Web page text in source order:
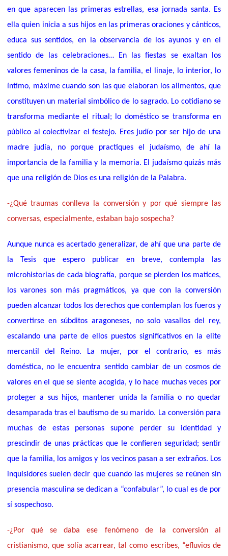
en que aparecen las primeras estrellas, esa jornada santa. Es
ella quien inicia a sus hijos en las primeras oraciones y cánticos,
educa sus sentidos, en la observancia de los ayunos y en el
sentido de las celebraciones… En las fiestas se exaltan los
valores femeninos de la casa, la familia, el linaje, lo interior, lo
íntimo, máxime cuando son las que elaboran los alimentos, que
constituyen un material simbólico de lo sagrado. Lo cotidiano se
transforma mediante el ritual; lo doméstico se transforma en
público al colectivizar el festejo. Eres judío por ser hijo de una
madre judía, no porque practiques el judaísmo, de ahí la
importancia de la familia y la memoria. El judaísmo quizás más
que una religión de Dios es una religión de la Palabra.
-¿Qué traumas conlleva la conversión y por qué siempre las
conversas, especialmente, estaban bajo sospecha?
Aunque nunca es acertado generalizar, de ahí que una parte de
la Tesis que espero publicar en breve, contempla las
microhistorias de cada biografía, porque se pierden los matices,
los varones son más pragmáticos, ya que con la conversión
pueden alcanzar todos los derechos que contemplan los fueros y
convertirse en súbditos aragoneses, no solo vasallos del rey,
escalando una parte de ellos puestos significativos en la elite
mercantil del Reino. La mujer, por el contrario, es más
doméstica, no le encuentra sentido cambiar de un cosmos de
valores en el que se siente acogida, y lo hace muchas veces por
proteger a sus hijos, mantener unida la familia o no quedar
desamparada tras el bautismo de su marido. La conversión para
muchas de estas personas supone perder su identidad y
prescindir de unas prácticas que le confieren seguridad; sentir
que la familia, los amigos y los vecinos pasan a ser extraños. Los
inquisidores suelen decir que cuando las mujeres se reúnen sin
presencia masculina se dedican a “confabular”, lo cual es de por
sí sospechoso.
-¿Por qué se daba ese fenómeno de la conversión al
cristianismo, que solía acarrear, tal como escribes, “efluvios de